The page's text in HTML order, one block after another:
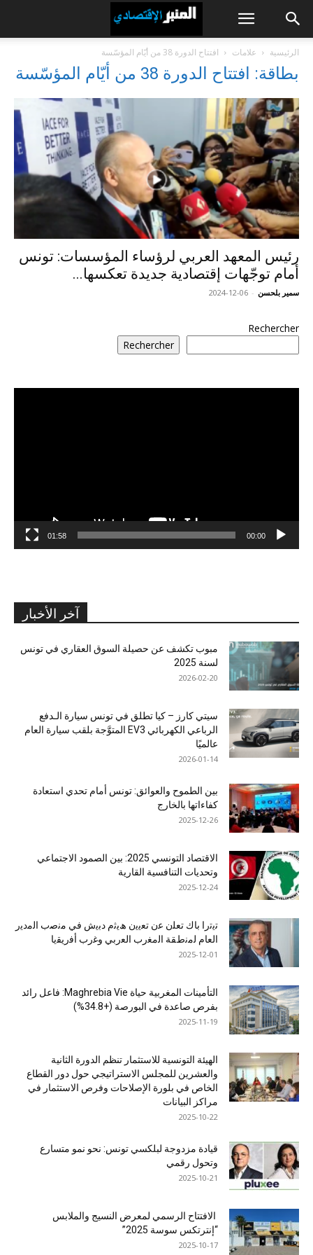
الرئيسية علامات افتتاح الدورة 38 من أيّام المؤسّسة
بطاقة: افتتاح الدورة 38 من أيّام المؤسّسة
رئيس المعهد العربي لرؤساء المؤسسات: تونس
أمام توجّهات إقتصادية جديدة تعكسها...
سمير بلحسن -
2024-12-06
Rechercher
Rechercher
00:00
01:58
آخر الأخبار
مبوب تكشف عن حصيلة السوق العقاري في تونس
لسنة 2025
2026-02-20
سيتي كارز – كيا تطلق في تونس سيارة الـدفع
الرباعي الكهربائي EV3 المتوَّجة بلقب سيارة العام
عالميًا
2026-01-14
بين الطموح والعوائق: تونس أمام تحدي استعادة
كفاءاتها بالخارج
2025-12-26
الاقتصاد التونسي 2025: بين الصمود الاجتماعي
وتحديات التنافسية القارية
2025-12-24
ﺗﯾﺗرا ﺑﺎك ﺗﻌﻠن ﻋن ﺗﻌﯾﯾن ھﯾﺛم دﺑﯾش ﻓﻲ ﻣﻧﺻب اﻟﻣدﯾر
اﻟﻌﺎم ﻟﻣﻧطﻘﺔ اﻟﻣﻐرب اﻟﻌرﺑﻲ وﻏرب أﻓرﯾﻘﯾﺎ
2025-12-01
التأمينات المغربية حياة Maghrebia Vie: فاعل رائد
بفرص صاعدة في البورصة (+34.8%)
2025-11-19
الهيئة التونسية للاستثمار تنظم الدورة الثانية
والعشرين للمجلس الاستراتيجي حول دور القطاع
الخاص في بلورة الإصلاحات وفرص الاستثمار في
مراكز البيانات
2025-10-22
قيادة مزدوجة لبلكسي تونس: نحو نمو متسارع
وتحول رقمي
2025-10-21
الافتتاح الرسمي لمعرض النسيج والملابس
“إنترتكس سوسة 2025”
2025-10-17